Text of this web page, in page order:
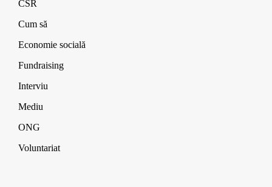
CSR
Cum să
Economie socială
Fundraising
Interviu
Mediu
ONG
Voluntariat